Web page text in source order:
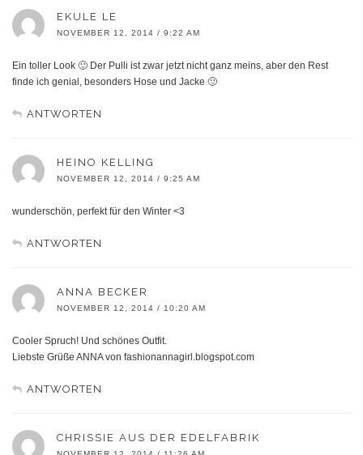
EKULE LE
NOVEMBER 12, 2014 / 9:22 AM
Ein toller Look 🙂 Der Pulli ist zwar jetzt nicht ganz meins, aber den Rest
finde ich genial, besonders Hose und Jacke 🙂
ANTWORTEN
HEINO KELLING
NOVEMBER 12, 2014 / 9:25 AM
wunderschön, perfekt für den Winter <3
ANTWORTEN
ANNA BECKER
NOVEMBER 12, 2014 / 10:20 AM
Cooler Spruch! Und schönes Outfit.
Liebste Grüße ANNA von fashionannagirl.blogspot.com
ANTWORTEN
CHRISSIE AUS DER EDELFABRIK